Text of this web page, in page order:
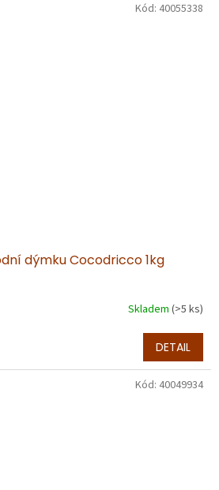
dýmku Cocodricco 1kg
Skladem (>5 ks)
DETAIL
Kód: 40055338
Kód: 40049934